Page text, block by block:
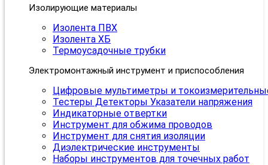
Изолирующие материалы
Изолента ПВХ
Изолента ХБ
Термоусадочные трубки
Электромонтажный инструмент и приспособления
Цифровые мультиметры и
Тестеры Детекторы Указатели напряжения
Индикаторные отвертки
Инструмент для обжима проводов
Инструмент для снятия изоляции
Диэлектрические инструменты
Наборы инструментов для точечных работ